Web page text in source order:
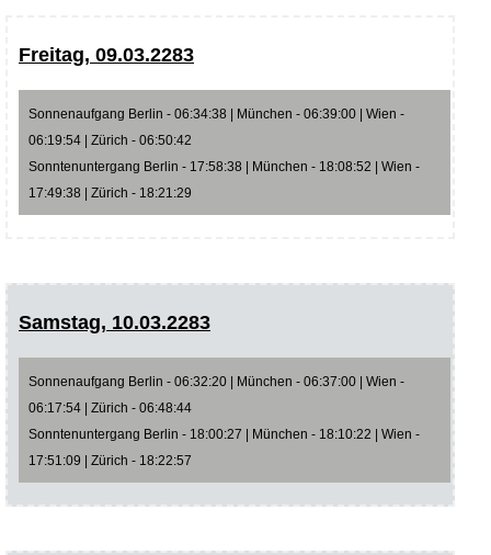
Freitag, 09.03.2283
Sonnenaufgang Berlin - 06:34:38 | München - 06:39:00 | Wien -
06:19:54 | Zürich - 06:50:42
Sonntenuntergang Berlin - 17:58:38 | München - 18:08:52 | Wien -
17:49:38 | Zürich - 18:21:29
Samstag, 10.03.2283
Sonnenaufgang Berlin - 06:32:20 | München - 06:37:00 | Wien -
06:17:54 | Zürich - 06:48:44
Sonntenuntergang Berlin - 18:00:27 | München - 18:10:22 | Wien -
17:51:09 | Zürich - 18:22:57